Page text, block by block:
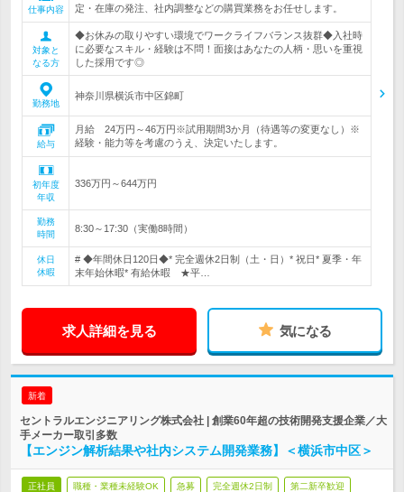
仕事内容
定・在庫の発注、社内調整などの購買業務をお任せします。
対象と
なる方
◆お休みの取りやすい環境でワークライフバランス抜群◆入社時
に必要なスキル・経験は不問！面接はあなたの人柄・思いを重視
した採用です◎
勤務地
神奈川県横浜市中区錦町
給与
月給 24万円～46万円※試用期間3か月（待遇等の変更なし）※
経験・能力等を考慮のうえ、決定いたします。
初年度
年収
336万円～644万円
勤務
時間
8:30～17:30（実働8時間）
休日
休暇
# ◆年間休日120日◆* 完全週休2日制（土・日）* 祝日* 夏季・年
末年始休暇* 有給休暇 ★平…
求人詳細を見る 気になる
新着
セントラルエンジニアリング株式会社 | 創業60年超の技術開発支援企業／大
手メーカー取引多数
【エンジン解析結果や社内システム開発業務】＜横浜市中区＞
正社員 職種・業種未経験OK 急募 完全週休2日制 第二新卒歓迎